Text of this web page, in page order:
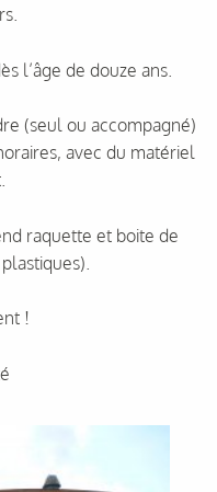
l’âge de douze ans.
(seul ou accompagné)
avec du matériel
raquette et boite de
!